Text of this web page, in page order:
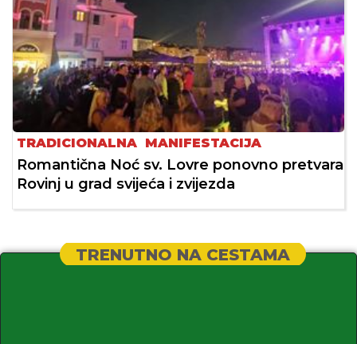
TRADICIONALNA MANIFESTACIJA
Romantična Noć sv. Lovre ponovno pretvara
Rovinj u grad svijeća i zvijezda
TRENUTNO NA CESTAMA